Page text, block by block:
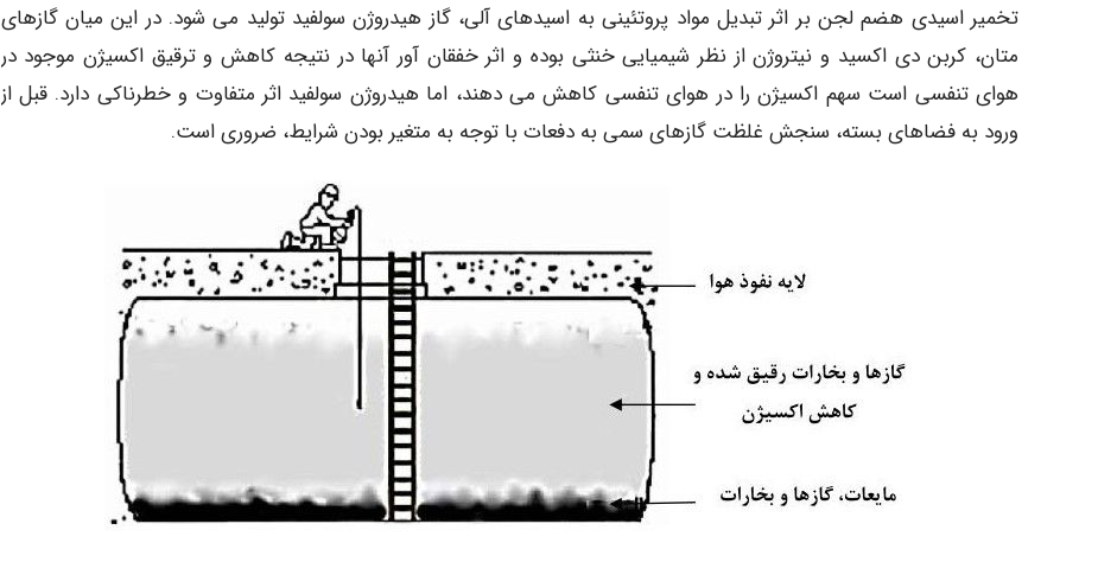
تخمیر اسیدی هضم لجن بر اثر تبدیل مواد پروتئینی به اسیدهای آلی، گاز هیدروژن سولفید تولید می شود. در این میان گازهای
متان، کربن دی اکسید و نیتروژن از نظر شیمیایی خنثی بوده و اثر خفقان آور آنها در نتیجه کاهش و ترقیق اکسیژن موجود در
هوای تنفسی است سهم اکسیژن را در هوای تنفسی کاهش می دهند، اما هیدروژن سولفید اثر متفاوت و خطرناکی دارد. قبل از
ورود به فضاهای بسته، سنجش غلظت گازهای سمی به دفعات با توجه به متغیر بودن شرایط، ضروری است.